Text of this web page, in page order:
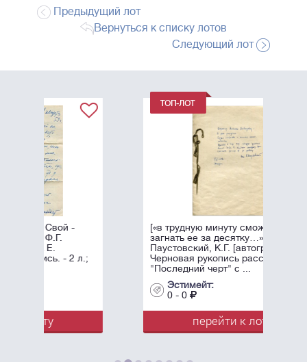
Предыдущий лот
Вернуться к списку лотов
Следующий лот
[«в трудную минуту сможете
загнать ее за десятку…»]
Паустовский, К.Г. [автограф].
Черновая рукопись рассказа
"Последний черт" с ...
перейти к лоту